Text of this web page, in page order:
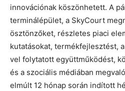
innovációnak köszönhetett. A
terminálépület, a SkyCourt
ösztönzőket, részletes piaci
kutatásokat, termékfejlesztést,
vel folytatott együttműködést,
és a szociális médiában
elmúlt 12 hónap során indított